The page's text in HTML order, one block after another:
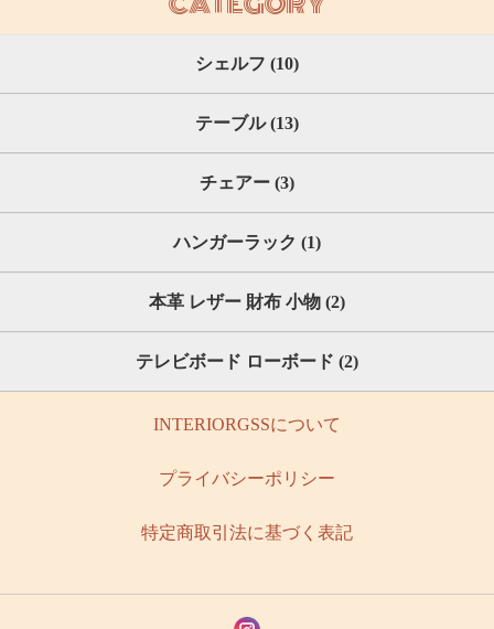
シェルフ (10)
テーブル (13)
チェアー (3)
ハンガーラック (1)
本革 レザー 財布 小物 (2)
テレビボード ローボード (2)
INTERIORGSSについて
プライバシーポリシー
特定商取引法に基づく表記